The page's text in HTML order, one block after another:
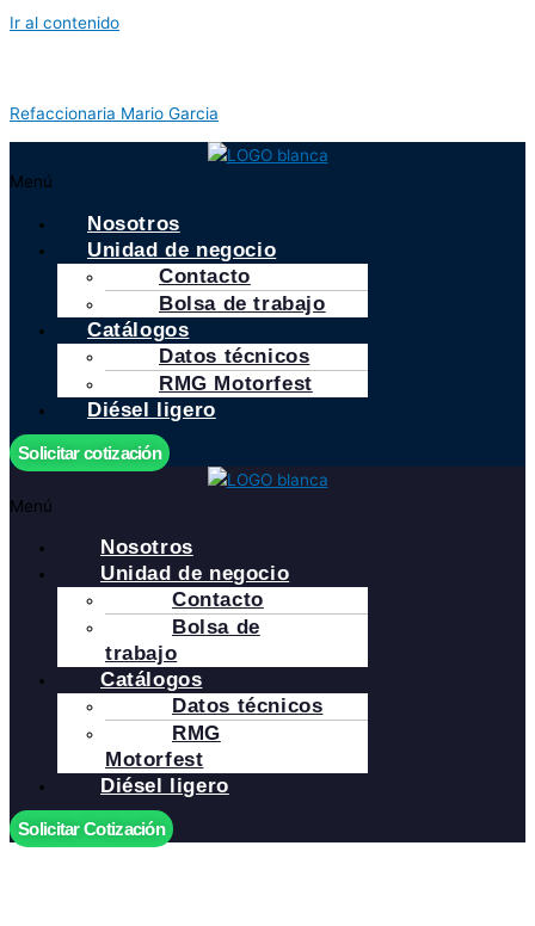
Ir al contenido
Refaccionaria Mario Garcia
Menú
Nosotros
Unidad de negocio
Contacto
Bolsa de trabajo
Catálogos
Datos técnicos
RMG Motorfest
Diésel ligero
Solicitar cotización
Menú
Nosotros
Unidad de negocio
Contacto
Bolsa de
trabajo
Catálogos
Datos técnicos
RMG
Motorfest
Diésel ligero
Solicitar Cotización